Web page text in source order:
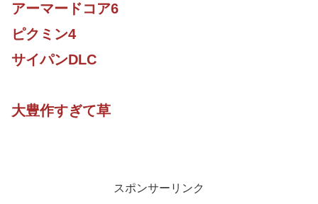
アーマードコア6
ピクミン4
サイパンDLC
大豊作すぎて草
スポンサーリンク